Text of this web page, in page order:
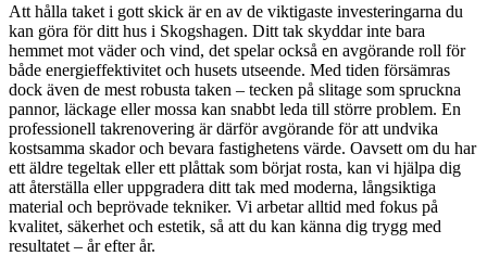
Att hålla taket i gott skick är en av de viktigaste investeringarna du
kan göra för ditt hus i Skogshagen. Ditt tak skyddar inte bara
hemmet mot väder och vind, det spelar också en avgörande roll för
både energieffektivitet och husets utseende. Med tiden försämras
dock även de mest robusta taken – tecken på slitage som spruckna
pannor, läckage eller mossa kan snabbt leda till större problem. En
professionell takrenovering är därför avgörande för att undvika
kostsamma skador och bevara fastighetens värde. Oavsett om du har
ett äldre tegeltak eller ett plåttak som börjat rosta, kan vi hjälpa dig
att återställa eller uppgradera ditt tak med moderna, långsiktiga
material och beprövade tekniker. Vi arbetar alltid med fokus på
kvalitet, säkerhet och estetik, så att du kan känna dig trygg med
resultatet – år efter år.